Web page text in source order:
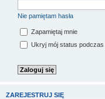
Nie pamiętam hasła
Zapamiętaj mnie
Ukryj mój status podczas
ZAREJESTRUJ SIĘ